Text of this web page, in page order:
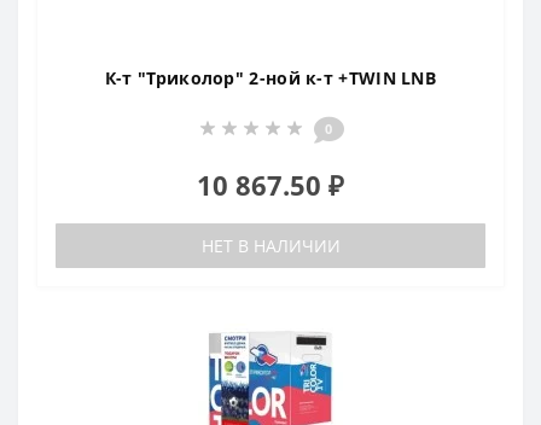
К-т "Триколор" 2-ной к-т +TWIN LNB
0
10 867.50 ₽
НЕТ В НАЛИЧИИ